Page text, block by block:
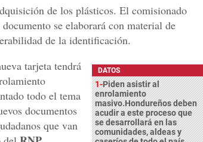
de los plásticos. El comisionado
se elaborará con material de
de la identificación.
DATOS
1-Piden asistir al
enrolamiento
masivo.Hondureños deben
acudir a este proceso que
se desarrollará en las
comunidades, aldeas y
tarjeta tendrá
todo el tema
documentos
que van